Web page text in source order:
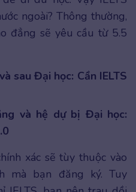
ngoài? Thông thường,
đẳng sẽ yêu cầu từ 5.5
sau Đại học: Cần IELTS
và hệ dự bị Đại học:
xác sẽ tùy thuộc vào
mà bạn đăng ký. Tuy